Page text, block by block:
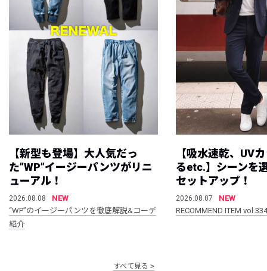
【新型も登場】大人気だっ
た”WP”イージーパンツがリニ
ューアル！
2026.08.08
NEW
“WP”のイージーパンツを徹底解説&コーデ
紹介
【吸水速乾、UV
るetc.】シーンを
セットアップ！
2026.08.07
NEW
RECOMMEND ITEM vol.334
すべて見る